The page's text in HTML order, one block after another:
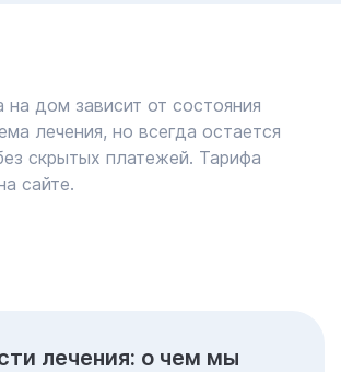
на дом зависит от состояния
лечения, но всегда остается
скрытых платежей. Тарифа
сайте.
лечения: о чем мы